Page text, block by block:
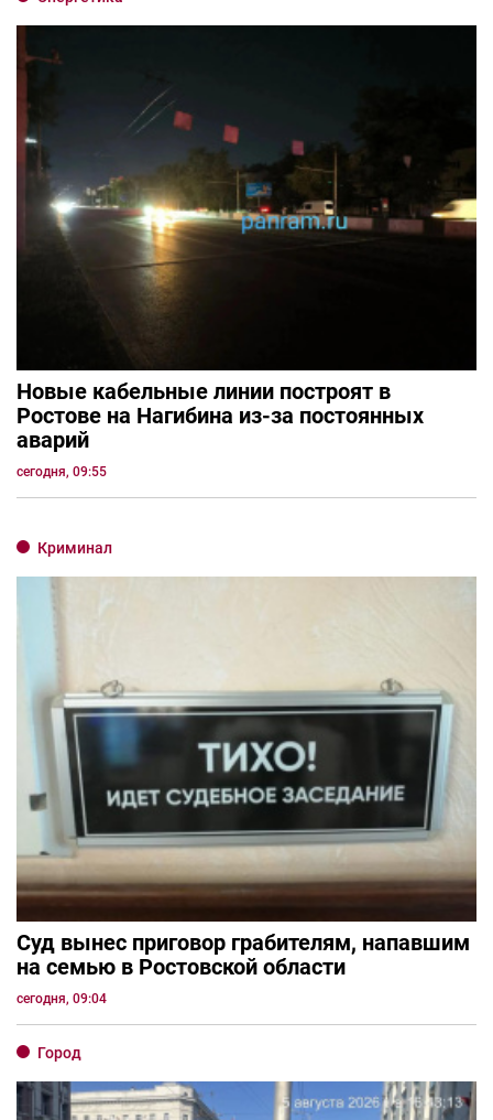
Новые кабельные линии построят в
Ростове на Нагибина из-за постоянных
аварий
сегодня, 09:55
Криминал
Суд вынес приговор грабителям, напавшим
на семью в Ростовской области
сегодня, 09:04
Город